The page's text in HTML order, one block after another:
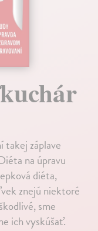
záplave
na úpravu
diéta,
znejú niektoré
sme
ich vyskúšať.